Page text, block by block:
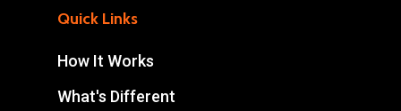
Quick Links
How It Works
What's Different